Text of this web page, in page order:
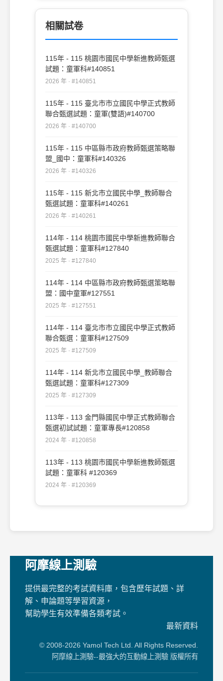
相關試卷
115年 - 115 桃園市國民中學新進教師甄選
試題：童軍科#140851
2026 年 · #140851
115年 - 115 臺北市市立國民中學正式教師
聯合甄選試題：童軍(雙語)#140700
2026 年 · #140700
115年 - 115 中區縣市政府教師甄選策略聯
盟_國中：童軍科#140326
2026 年 · #140326
115年 - 115 新北市立國民中學_教師聯合
甄選試題：童軍科#140261
2026 年 · #140261
114年 - 114 桃園市國民中學新進教師聯合
甄選試題：童軍科#127840
2025 年 · #127840
114年 - 114 中區縣市政府教師甄選策略聯
盟：國中童軍#127551
2025 年 · #127551
114年 - 114 臺北市市立國民中學正式教師
聯合甄選：童軍科#127509
2025 年 · #127509
114年 - 114 新北市立國民中學_教師聯合
甄選試題：童軍科#127309
2025 年 · #127309
113年 - 113 金門縣國民中學正式教師聯合
甄選初試試題：童軍專長#120858
2024 年 · #120858
113年 - 113 桃園市國民中學新進教師甄選
試題：童軍科 #120369
2024 年 · #120369
阿摩線上測驗
提供最完整的考試資料庫，包含歷年試題、詳
解、申論題等學習資源，
幫助學生有效準備各類考試。
最新資料
© 2008-2026 Yamol Tech Ltd. All Rights Reserved.
阿摩線上測驗--最強大的互動線上測驗 版權所有